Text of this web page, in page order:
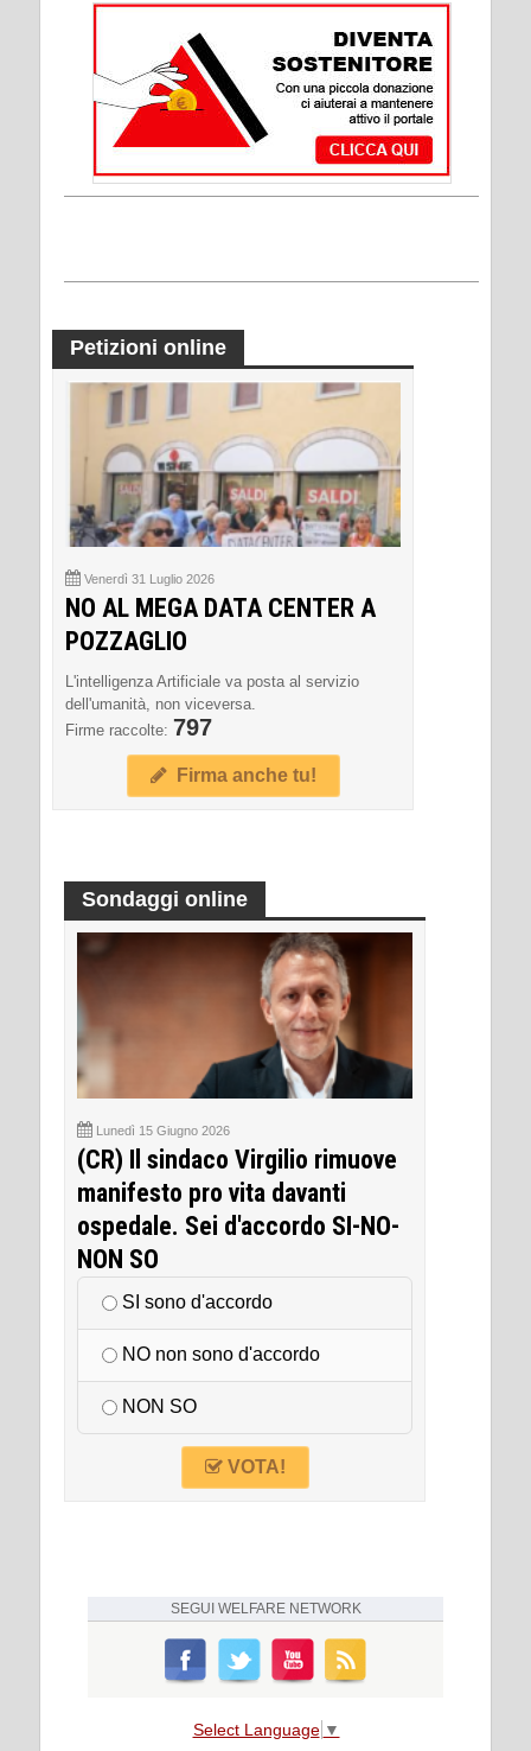
Petizioni online
Venerdì 31 Luglio 2026
NO AL MEGA DATA CENTER A
POZZAGLIO
L'intelligenza Artificiale va posta al servizio
dell'umanità, non viceversa.
Firme raccolte: 797
Firma anche tu!
Sondaggi online
Lunedì 15 Giugno 2026
(CR) Il sindaco Virgilio rimuove
manifesto pro vita davanti
ospedale. Sei d'accordo SI-NO-
NON SO
SI sono d'accordo
NO non sono d'accordo
NON SO
VOTA!
SEGUI WELFARE NETWORK
Select Language ▼